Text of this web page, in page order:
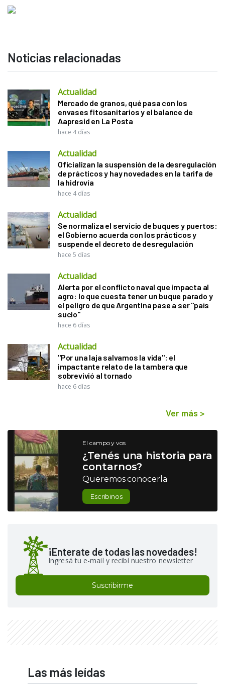
Noticias relacionadas
Actualidad
Mercado de granos, qué pasa con los
envases fitosanitarios y el balance de
Aapresid en La Posta
hace 4 días
Actualidad
Oficializan la suspensión de la desregulación
de prácticos y hay novedades en la tarifa de
la hidrovía
hace 4 días
Actualidad
Se normaliza el servicio de buques y puertos:
el Gobierno acuerda con los prácticos y
suspende el decreto de desregulación
hace 5 días
Actualidad
Alerta por el conflicto naval que impacta al
agro: lo que cuesta tener un buque parado y
el peligro de que Argentina pase a ser "país
sucio"
hace 6 días
Actualidad
"Por una laja salvamos la vida": el
impactante relato de la tambera que
sobrevivió al tornado
hace 6 días
Ver más >
El campo y vos
¿Tenés una historia para
contarnos?
Queremos conocerla
Escribinos
¡Enterate de todas las novedades!
Ingresá tu e-mail y recibí nuestro newsletter
Suscribirme
Las más leídas